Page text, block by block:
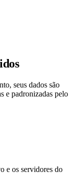
seus dados são
e padronizadas pelo
e os servidores do